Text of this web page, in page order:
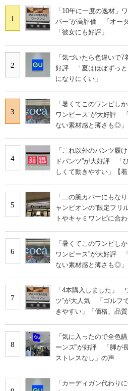
1
「10年に一度の逸材」
パー”が高評価 「オー
「彼女にも好評」
2
「気づいたら色違いで7
好評 「夏はほぼずっと
になりにくい」
3
「暑くてこのワンピし
ワンピース”が大好評
ない素材感と薄さも◎」
4
「これ以外のパンツ履
ドパンツ”が大好評 「
しくて動きやすい」【着
5
「二の腕カバーにもな
ャンピオンの“限定フ
トやキャミワンピに合
6
「暑くてこのワンピし
ワンピース”が大好評
ない素材感と薄さも◎」
7
「4本購入しました」
ツ”が大人気 「ゴルフ
きやすい」「価格、品
8
「気に入ったので全色
ーンズ”が好評 「脚が
ストレスなし」の声
「カーディガン代わり